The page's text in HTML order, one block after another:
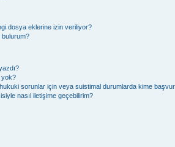
dosya eklerine izin veriliyor?
bulurum?
yok?
sorunlar için veya suistimal durumlarda kime
nasıl iletişime geçebilirim?